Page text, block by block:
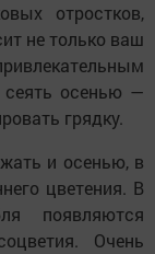
отростков,
не только ваш
сеять осенью —
грядку.
и осенью, в
цветения. В
появляются
Очень